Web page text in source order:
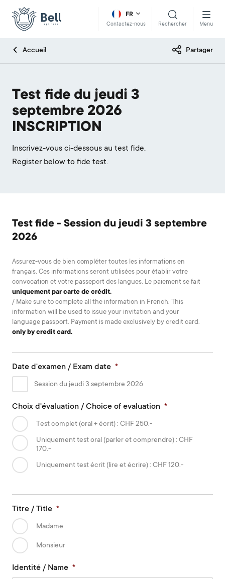
FR
Contactez-nous Rechercher Menu
Accueil Partager
Test fide du jeudi 3
septembre 2026
INSCRIPTION
Inscrivez-vous ci-dessous au test fide.
Register below to fide test.
Test fide - Session du jeudi 3 septembre
2026
Assurez-vous de bien compléter toutes les informations en
français. Ces informations seront utilisées pour établir votre
convocation et votre passeport des langues. Le paiement se fait
uniquement par carte de crédit.
/ Make sure to complete all the information in French. This
information will be used to issue your invitation and your
language passport. Payment is made exclusively by credit card.
only by credit card.
Date d'examen / Exam date *
Session du jeudi 3 septembre 2026
Choix d'évaluation / Choice of evaluation *
Test complet (oral + écrit) : CHF 250.-
Uniquement test oral (parler et comprendre) : CHF
170.-
Uniquement test écrit (lire et écrire) : CHF 120.-
Titre / Title *
Madame
Monsieur
Identité / Name *